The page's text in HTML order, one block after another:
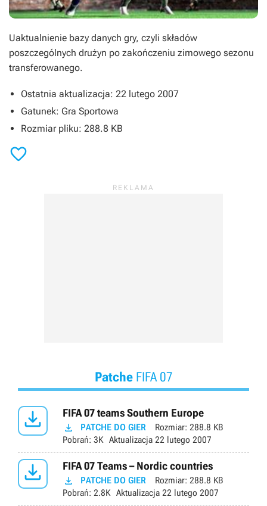
Uaktualnienie bazy danych gry, czyli składów
poszczególnych drużyn po zakończeniu zimowego sezonu
transferowanego.
Ostatnia aktualizacja: 22 lutego 2007
Gatunek: Gra Sportowa
Rozmiar pliku: 288.8 KB

PatcheFIFA 07
 FIFA 07 teams Southern Europe
 PATCHE DO GIER Rozmiar: 288.8 KB
Pobrań: 3K Aktualizacja 22 lutego 2007
 FIFA 07 Teams – Nordic countries
 PATCHE DO GIER Rozmiar: 288.8 KB
Pobrań: 2.8K Aktualizacja 22 lutego 2007